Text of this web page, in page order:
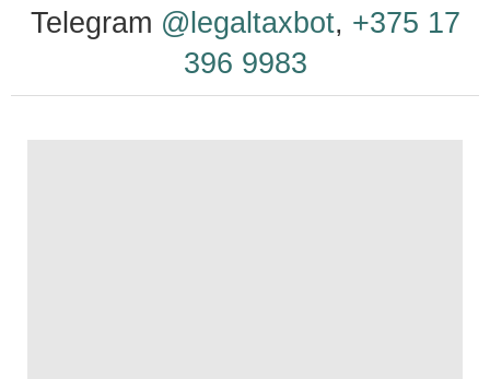
Telegram @ legaltaxbot, +375 17
396 9983